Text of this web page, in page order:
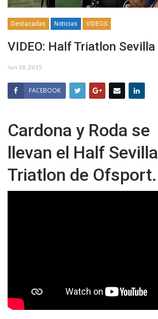
Destacadas Noticias VIDEOS
VIDEO: Half Triatlon Sevilla
Jun 18, 2015
FACEBOOK
Cardona y Roda se
llevan el Half Sevilla
Triatlon de Ofsport.